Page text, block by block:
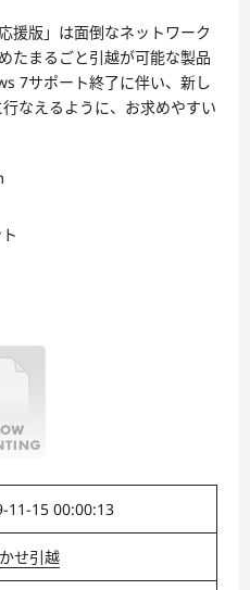
援版」は面倒なネットワーク
たまるごと引越が可能な製品
7サポート終了に伴い、新し
なえるように、お求めやすい
11-15 00:00:13
せ引越